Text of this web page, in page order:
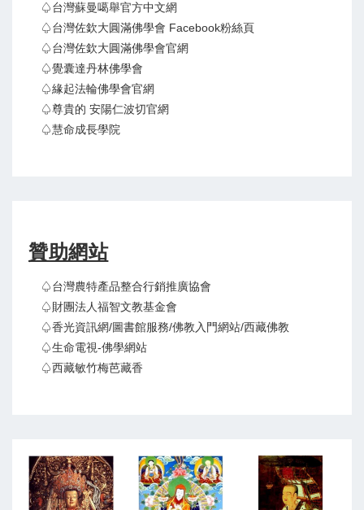
♤台灣蘇曼噶舉官方中文網
♤台灣佐欽大圓滿佛學會 Facebook粉絲頁
♤台灣佐欽大圓滿佛學會官網
♤覺囊達丹林佛學會
♤緣起法輪佛學會官網
♤尊貴的 安陽仁波切官網
♤慧命成長學院
贊助網站
♤台灣農特產品整合行銷推廣協會
♤財團法人福智文教基金會
♤香光資訊網/圖書館服務/佛教入門網站/西藏佛教
♤生命電視-佛學網站
♤西藏敏竹梅芭藏香